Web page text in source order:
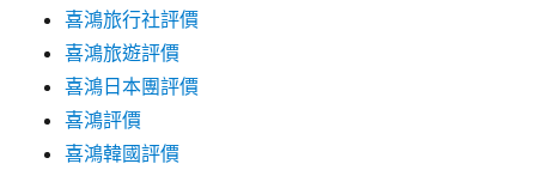
喜鴻旅行社評價
喜鴻旅遊評價
喜鴻日本團評價
喜鴻評價
喜鴻韓國評價